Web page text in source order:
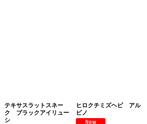
テキサスラットスネー
ク ブラックアイリュー
シ
ヒロクチミズヘビ アル
ビノ